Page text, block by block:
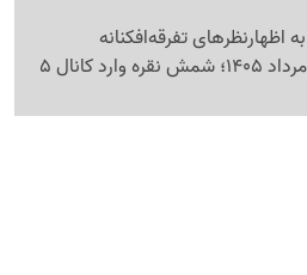
تفرقه‌افکنانه
قیمت نقره امروز شنبه 17 مرداد 1405؛ شمش نقره وارد کانال 5